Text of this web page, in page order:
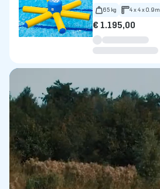
65 kg 4 x 4 x 0.9m
€ 1.195,00